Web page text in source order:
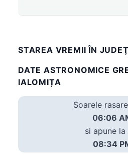
STAREA VREMII ÎN
DATE ASTRONOMICE
IALOMIȚA
Soarele
06:06
si apune la
08:34